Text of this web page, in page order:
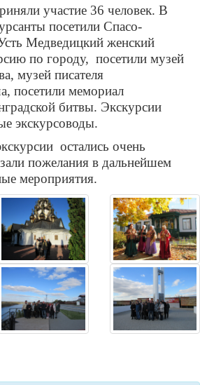
участие 36 человек. В
посетили Спасо-
Медведицкий женский
по городу, посетили музей
музей писателя
посетили мемориал
битвы. Экскурсии
экскурсоводы.
остались очень
пожелания в дальнейшем
мероприятия.